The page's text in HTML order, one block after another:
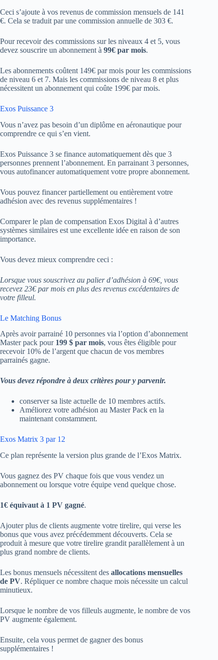
Ceci s’ajoute à vos revenus de commission mensuels de 141
€. Cela se traduit par une commission annuelle de 303 €.
Pour recevoir des commissions sur les niveaux 4 et 5, vous
devez souscrire un abonnement à 99€ par mois.
Les abonnements coûtent 149€ par mois pour les commissions
de niveau 6 et 7. Mais les commissions de niveau 8 et plus
nécessitent un abonnement qui coûte 199€ par mois.
Exos Puissance 3
Vous n’avez pas besoin d’un diplôme en aéronautique pour
comprendre ce qui s’en vient.
Exos Puissance 3 se finance automatiquement dès que 3
personnes prennent l’abonnement. En parrainant 3 personnes,
vous autofinancer automatiquement votre propre abonnement.
Vous pouvez financer partiellement ou entièrement votre
adhésion avec des revenus supplémentaires !
Comparer le plan de compensation Exos Digital à d’autres
systèmes similaires est une excellente idée en raison de son
importance.
Vous devez mieux comprendre ceci :
Lorsque vous souscrivez au palier d’adhésion à 69€, vous
recevez 23€ par mois en plus des revenus excédentaires de
votre filleul.
Le Matching Bonus
Après avoir parrainé 10 personnes via l’option d’abonnement
Master pack pour199 $ par mois, vous êtes éligible pour
recevoir 10% de l’argent que chacun de vos membres
parrainés gagne.
Vous devez répondre à deux critères pour y parvenir.
conserver sa liste actuelle de 10 membres actifs.
Améliorez votre adhésion au Master Pack en la
maintenant constamment.
Exos Matrix 3 par 12
Ce plan représente la version plus grande de l’Exos Matrix.
Vous gagnez des PV chaque fois que vous vendez un
abonnement ou lorsque votre équipe vend quelque chose.
1€ équivaut à 1 PV gagné.
Ajouter plus de clients augmente votre tirelire, qui verse les
bonus que vous avez précédemment découverts. Cela se
produit à mesure que votre tirelire grandit parallèlement à un
plus grand nombre de clients.
Les bonus mensuels nécessitent des allocations mensuelles
de PV. Répliquer ce nombre chaque mois nécessite un calcul
minutieux.
Lorsque le nombre de vos filleuls augmente, le nombre de vos
PV augmente également.
Ensuite, cela vous permet de gagner des bonus
supplémentaires !